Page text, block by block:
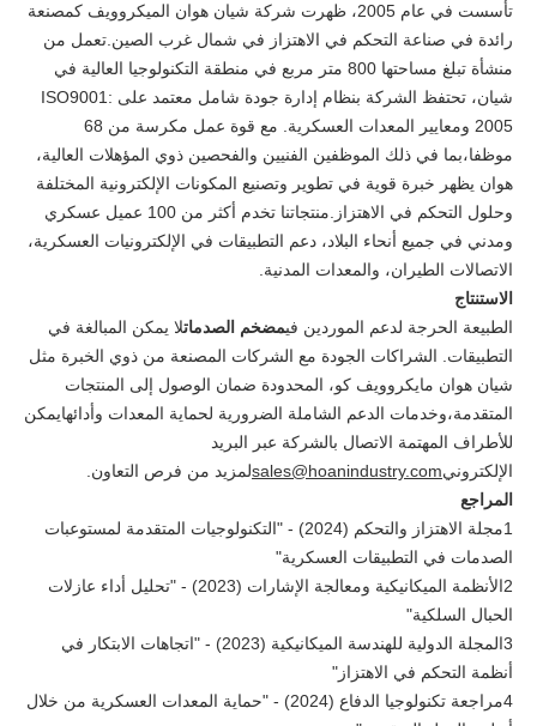
تأسست في عام 2005، ظهرت شركة شيان هوان الميكروويف كمصنعة
رائدة في صناعة التحكم في الاهتزاز في شمال غرب الصين.تعمل من
منشأة تبلغ مساحتها 800 متر مربع في منطقة التكنولوجيا العالية في
شيان، تحتفظ الشركة بنظام إدارة جودة شامل معتمد على ISO9001:
2005 ومعايير المعدات العسكرية. مع قوة عمل مكرسة من 68
موظفا،بما في ذلك الموظفين الفنيين والفحصين ذوي المؤهلات العالية،
هوان يظهر خبرة قوية في تطوير وتصنيع المكونات الإلكترونية المختلفة
وحلول التحكم في الاهتزاز.منتجاتنا تخدم أكثر من 100 عميل عسكري
ومدني في جميع أنحاء البلاد، دعم التطبيقات في الإلكترونيات العسكرية،
الاتصالات الطيران، والمعدات المدنية.
الاستنتاج
الطبيعة الحرجة لدعم الموردين فيمضخم الصدماتلا يمكن المبالغة في
التطبيقات. الشراكات الجودة مع الشركات المصنعة من ذوي الخبرة مثل
شيان هوان مايكروويف كو، المحدودة ضمان الوصول إلى المنتجات
المتقدمة،وخدمات الدعم الشاملة الضرورية لحماية المعدات وأدائهايمكن
للأطراف المهتمة الاتصال بالشركة عبر البريد
الإلكترونيsales@hoanindustry.comلمزيد من فرص التعاون.
المراجع
1مجلة الاهتزاز والتحكم (2024) - "التكنولوجيات المتقدمة لمستوعبات
الصدمات في التطبيقات العسكرية"
2الأنظمة الميكانيكية ومعالجة الإشارات (2023) - "تحليل أداء عازلات
الحبال السلكية"
3المجلة الدولية للهندسة الميكانيكية (2023) - "اتجاهات الابتكار في
أنظمة التحكم في الاهتزاز"
4مراجعة تكنولوجيا الدفاع (2024) - "حماية المعدات العسكرية من خلال